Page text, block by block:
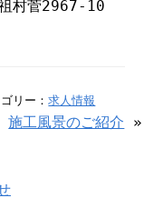
村菅2967-10
リー：求人情報
施工風景のご紹介 »